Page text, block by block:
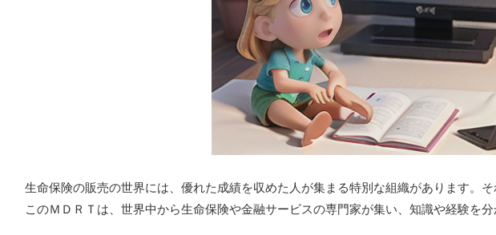
生命保険の販売の世界には、優れた成績を収めた人が集まる特別な組織があります。そ
このＭＤＲＴは、世界中から生命保険や金融サービスの専門家が集い、知識や経験を